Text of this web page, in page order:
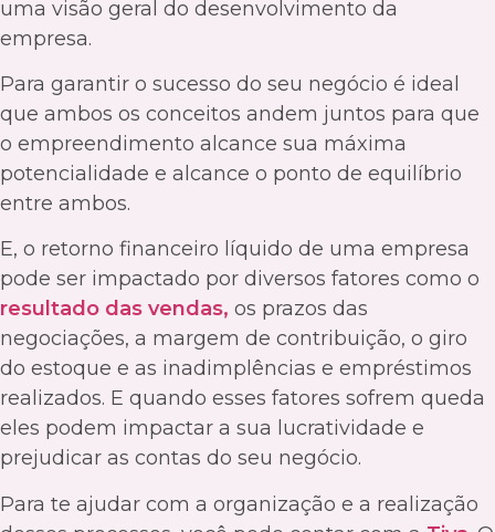
uma visão geral do desenvolvimento da
empresa.
Para garantir o sucesso do seu negócio é ideal
que ambos os conceitos andem juntos para que
o empreendimento alcance sua máxima
potencialidade e alcance o ponto de equilíbrio
entre ambos.
E, o retorno financeiro líquido de uma empresa
pode ser impactado por diversos fatores como o
resultado das vendas, os prazos das
negociações, a margem de contribuição, o giro
do estoque e as inadimplências e empréstimos
realizados. E quando esses fatores sofrem queda
eles podem impactar a sua lucratividade e
prejudicar as contas do seu negócio.
Para te ajudar com a organização e a realização